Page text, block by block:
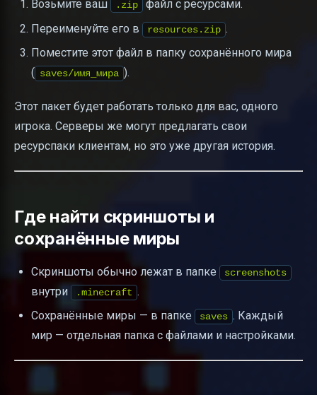
Возьмите ваш .zip
файл с ресурсами.
Переименуйте его в
resources.zip .
Поместите этот файл в папку сохранённого мира
( saves/имя_мира ).
Этот пакет будет работать только для вас, одного
игрока. Серверы же могут предлагать свои
ресурспаки клиентам, но это уже другая история.
Где найти скриншоты и
сохранённые миры
Скриншоты обычно лежат в папке screenshots
внутри .minecraft .
Сохранённые миры — в папке
saves . Каждый
мир — отдельная папка с файлами и настройками.